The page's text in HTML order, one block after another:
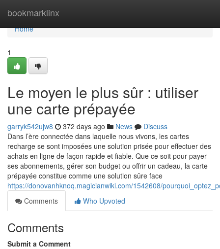
bookmarklinx
Home
Home
1
Le moyen le plus sûr : utiliser
une carte prépayée
garryk542ujw8 372 days ago News
Discuss
Dans l’ère connectée dans laquelle nous vivons, les cartes
recharge se sont imposées une solution prisée pour effectuer des
achats en ligne de façon rapide et fiable. Que ce soit pour payer
ses abonnements, gérer son budget ou offrir un cadeau, la carte
prépayée constitue comme une solution sûre face
https://donovanhknoq.magicianwiki.com/1542608/
Comments
Who Upvoted
Comments
Submit a Comment